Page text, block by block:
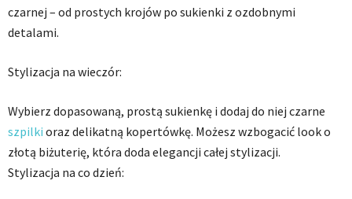
czarnej – od prostych krojów po sukienki z ozdobnymi
detalami.
Stylizacja na wieczór:
Wybierz dopasowaną, prostą sukienkę i dodaj do niej czarne
szpilki oraz delikatną kopertówkę. Możesz wzbogacić look o
złotą biżuterię, która doda elegancji całej stylizacji.
Stylizacja na co dzień: